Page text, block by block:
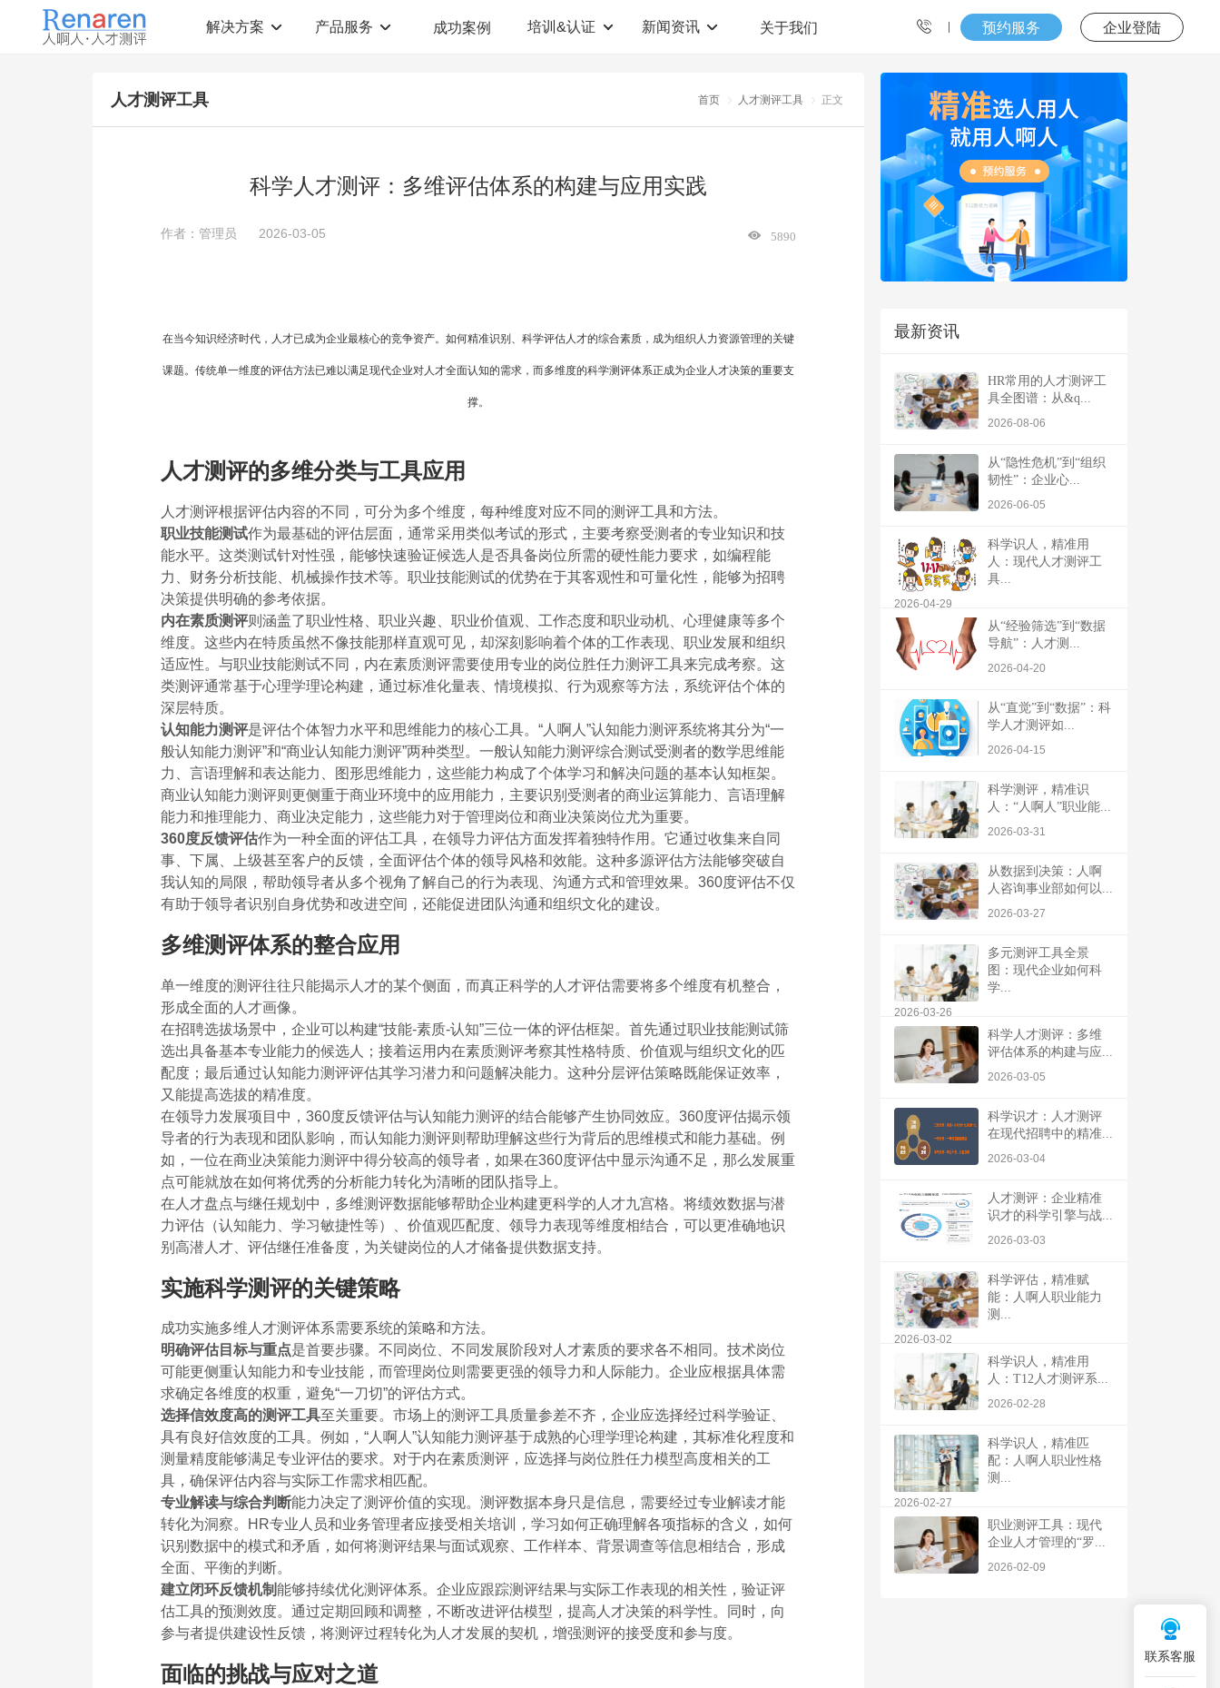
解决方案
测评解决方案
人才盘点
员工生涯规划 360°在线评估
企业管理咨询
产品服务
人才测评产品
青年干部能力测评
人才测评工具 AI招聘测评工具
人啊人测评云系统
成功案例 培训&认证 新闻资讯 关于我们 预约服务 企业登陆
人才测评工具 首页 人才测评工具 正文
科学人才测评：多维评估体系的构建与应用实践
作者：管理员 2026-03-05 5890
在当今知识经济时代，人才已成为企业最核心的竞争资产。如何精准识别、科学评估人才的综合素质，成为组织人力资源管理的关键
课题。传统单一维度的评估方法已难以满足现代企业对人才全面认知的需求，而多维度的科学测评体系正成为企业人才决策的重要支
撑。
人才测评的多维分类与工具应用
人才测评根据评估内容的不同，可分为多个维度，每种维度对应不同的测评工具和方法。
职业技能测试作为最基础的评估层面，通常采用类似考试的形式，主要考察受测者的专业知识和技
能水平。这类测试针对性强，能够快速验证候选人是否具备岗位所需的硬性能力要求，如编程能
力、财务分析技能、机械操作技术等。职业技能测试的优势在于其客观性和可量化性，能够为招聘
决策提供明确的参考依据。
内在素质测评则涵盖了职业性格、职业兴趣、职业价值观、工作态度和职业动机、心理健康等多个
维度。这些内在特质虽然不像技能那样直观可见，却深刻影响着个体的工作表现、职业发展和组织
适应性。与职业技能测试不同，内在素质测评需要使用专业的岗位胜任力测评工具来完成考察。这
类测评通常基于心理学理论构建，通过标准化量表、情境模拟、行为观察等方法，系统评估个体的
深层特质。
认知能力测评是评估个体智力水平和思维能力的核心工具。“人啊人”认知能力测评系统将其分为“一
般认知能力测评”和“商业认知能力测评”两种类型。一般认知能力测评综合测试受测者的数学思维能
力、言语理解和表达能力、图形思维能力，这些能力构成了个体学习和解决问题的基本认知框架。
商业认知能力测评则更侧重于商业环境中的应用能力，主要识别受测者的商业运算能力、言语理解
能力和推理能力、商业决定能力，这些能力对于管理岗位和商业决策岗位尤为重要。
360度反馈评估作为一种全面的评估工具，在领导力评估方面发挥着独特作用。它通过收集来自同
事、下属、上级甚至客户的反馈，全面评估个体的领导风格和效能。这种多源评估方法能够突破自
我认知的局限，帮助领导者从多个视角了解自己的行为表现、沟通方式和管理效果。360度评估不仅
有助于领导者识别自身优势和改进空间，还能促进团队沟通和组织文化的建设。
多维测评体系的整合应用
单一维度的测评往往只能揭示人才的某个侧面，而真正科学的人才评估需要将多个维度有机整合，
形成全面的人才画像。
在招聘选拔场景中，企业可以构建“技能-素质-认知”三位一体的评估框架。首先通过职业技能测试筛
选出具备基本专业能力的候选人；接着运用内在素质测评考察其性格特质、价值观与组织文化的匹
配度；最后通过认知能力测评评估其学习潜力和问题解决能力。这种分层评估策略既能保证效率，
又能提高选拔的精准度。
在领导力发展项目中，360度反馈评估与认知能力测评的结合能够产生协同效应。360度评估揭示领
导者的行为表现和团队影响，而认知能力测评则帮助理解这些行为背后的思维模式和能力基础。例
如，一位在商业决策能力测评中得分较高的领导者，如果在360度评估中显示沟通不足，那么发展重
点可能就放在如何将优秀的分析能力转化为清晰的团队指导上。
在人才盘点与继任规划中，多维测评数据能够帮助企业构建更科学的人才九宫格。将绩效数据与潜
力评估（认知能力、学习敏捷性等）、价值观匹配度、领导力表现等维度相结合，可以更准确地识
别高潜人才、评估继任准备度，为关键岗位的人才储备提供数据支持。
实施科学测评的关键策略
成功实施多维人才测评体系需要系统的策略和方法。
明确评估目标与重点是首要步骤。不同岗位、不同发展阶段对人才素质的要求各不相同。技术岗位
可能更侧重认知能力和专业技能，而管理岗位则需要更强的领导力和人际能力。企业应根据具体需
求确定各维度的权重，避免“一刀切”的评估方式。
选择信效度高的测评工具至关重要。市场上的测评工具质量参差不齐，企业应选择经过科学验证、
具有良好信效度的工具。例如，“人啊人”认知能力测评基于成熟的心理学理论构建，其标准化程度和
测量精度能够满足专业评估的要求。对于内在素质测评，应选择与岗位胜任力模型高度相关的工
具，确保评估内容与实际工作需求相匹配。
专业解读与综合判断能力决定了测评价值的实现。测评数据本身只是信息，需要经过专业解读才能
转化为洞察。HR专业人员和业务管理者应接受相关培训，学习如何正确理解各项指标的含义，如何
识别数据中的模式和矛盾，如何将测评结果与面试观察、工作样本、背景调查等信息相结合，形成
全面、平衡的判断。
建立闭环反馈机制能够持续优化测评体系。企业应跟踪测评结果与实际工作表现的相关性，验证评
估工具的预测效度。通过定期回顾和调整，不断改进评估模型，提高人才决策的科学性。同时，向
参与者提供建设性反馈，将测评过程转化为人才发展的契机，增强测评的接受度和参与度。
面临的挑战与应对之道
最新资讯
HR常用的人才测评工
具全图谱：从&q...
2026-08-06
从“隐性危机”到“组织
韧性”：企业心...
2026-06-05
科学识人，精准用
人：现代人才测评工
具...
2026-04-29
从“经验筛选”到“数据
导航”：人才测...
2026-04-20
从“直觉”到“数据”：科
学人才测评如...
2026-04-15
科学测评，精准识
人：“人啊人”职业能...
2026-03-31
从数据到决策：人啊
人咨询事业部如何以...
2026-03-27
多元测评工具全景
图：现代企业如何科
学...
2026-03-26
科学人才测评：多维
评估体系的构建与应...
2026-03-05
科学识才：人才测评
在现代招聘中的精准...
2026-03-04
人才测评：企业精准
识才的科学引擎与战...
2026-03-03
科学评估，精准赋
能：人啊人职业能力
测...
2026-03-02
科学识人，精准用
人：T12人才测评系...
2026-02-28
科学识人，精准匹
配：人啊人职业性格
测...
2026-02-27
职业测评工具：现代
企业人才管理的“罗...
2026-02-09
联系客服